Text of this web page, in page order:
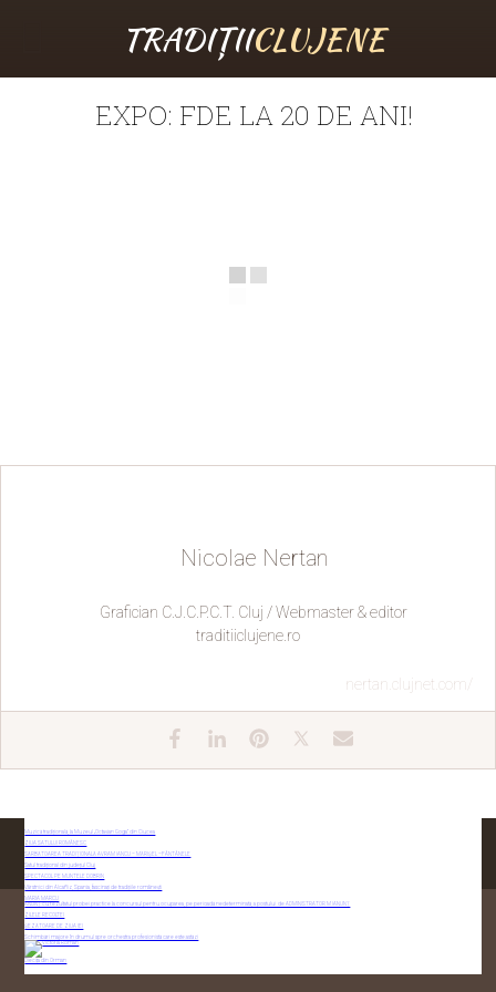
TRADIȚIICLUJENE
EXPO: FDE LA 20 DE ANI!
Nicolae Nertan
Grafician C.J.C.P.C.T. Cluj / Webmaster & editor
traditiiclujene.ro
nertan.clujnet.com/
Muzică tradițională, la Muzeul „Octavian Goga” din Ciucea
ZIUA SATULUI ROMÂNESC
SĂRBĂTOAREA TRADIȚIONALĂ AVRAM IANCU – MĂRIȘEL –FÂNTÂNELE
Satul tradițional din județul Cluj
SPECTACOL PE MUNTELE DOBRIN
Vârstnici din Alcañiz, Spania, fascinați de tradițiile românești
MARIA MARCU
ANUNȚ cu rezultatul probei practice la concursul pentru ocuparea, pe perioadă nedeterminată, a postului de ADMINISTRATOR M IANUNȚ
ZILELE RECOLTEI
ȘEZĂTOARE DE ZIUA IEI
Schimbări majore în drumul spre orchestra profesionistă care este astăzi
Diecița din Orman
CONTACTAȚI-NE